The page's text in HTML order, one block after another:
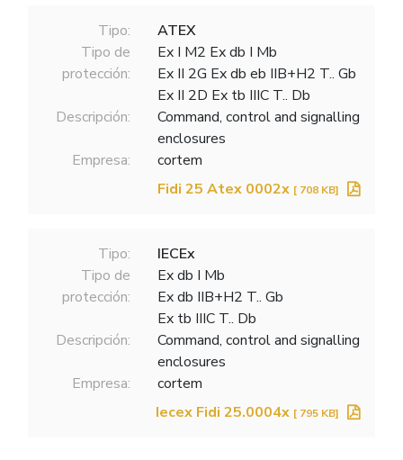
Tipo:
ATEX
Tipo de
protección:
Ex I M2 Ex db I Mb
Ex II 2G Ex db eb IIB+H2 T.. Gb
Ex II 2D Ex tb IIIC T.. Db
Descripción:
Command, control and signalling
enclosures
Empresa:
cortem
Fidi 25 Atex 0002x [ 708 KB]
Tipo:
IECEx
Tipo de
protección:
Ex db I Mb
Ex db IIB+H2 T.. Gb
Ex tb IIIC T.. Db
Descripción:
Command, control and signalling
enclosures
Empresa:
cortem
Iecex Fidi 25.0004x [ 795 KB]